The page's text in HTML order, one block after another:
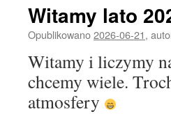
Witamy lato
Opublikowano2026-06-21,
Witamy i liczymy
chcemy wiele.
atmosfery